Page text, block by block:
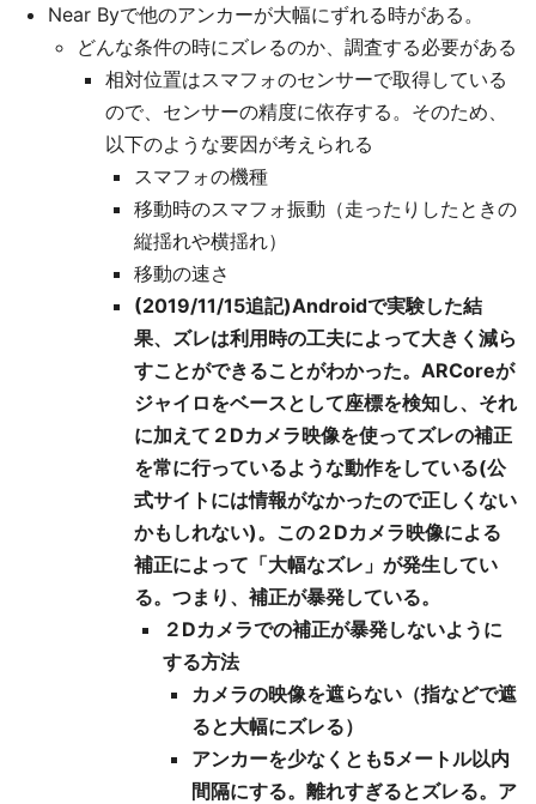
Near Byで他のアンカーが大幅にずれる時がある。
どんな条件の時にズレるのか、調査する必要がある
相対位置はスマフォのセンサーで取得している
ので、センサーの精度に依存する。そのため、
以下のような要因が考えられる
スマフォの機種
移動時のスマフォ振動（走ったりしたときの
縦揺れや横揺れ）
移動の速さ
(2019/11/15追記)Androidで実験した結
果、ズレは利用時の工夫によって大きく減ら
すことができることがわかった。ARCoreが
ジャイロをベースとして座標を検知し、それ
に加えて２Dカメラ映像を使ってズレの補正
を常に行っているような動作をしている(公
式サイトには情報がなかったので正しくない
かもしれない)。この２Dカメラ映像による
補正によって「大幅なズレ」が発生してい
る。つまり、補正が暴発している。
２Dカメラでの補正が暴発しないように
する方法
カメラの映像を遮らない（指などで遮
ると大幅にズレる）
アンカーを少なくとも5メートル以内
間隔にする。離れすぎるとズレる。ア